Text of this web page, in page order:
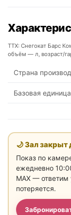
ТТХ: Снегокат Барс
объём — л, возраст/
Страна
Базовая единица
🌙 Зал закрыт
Показ по
ежедневно
MAX —
потеряется.